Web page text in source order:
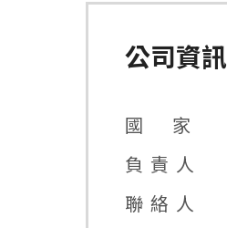
公司資訊
國 家
負 責 人
聯 絡 人